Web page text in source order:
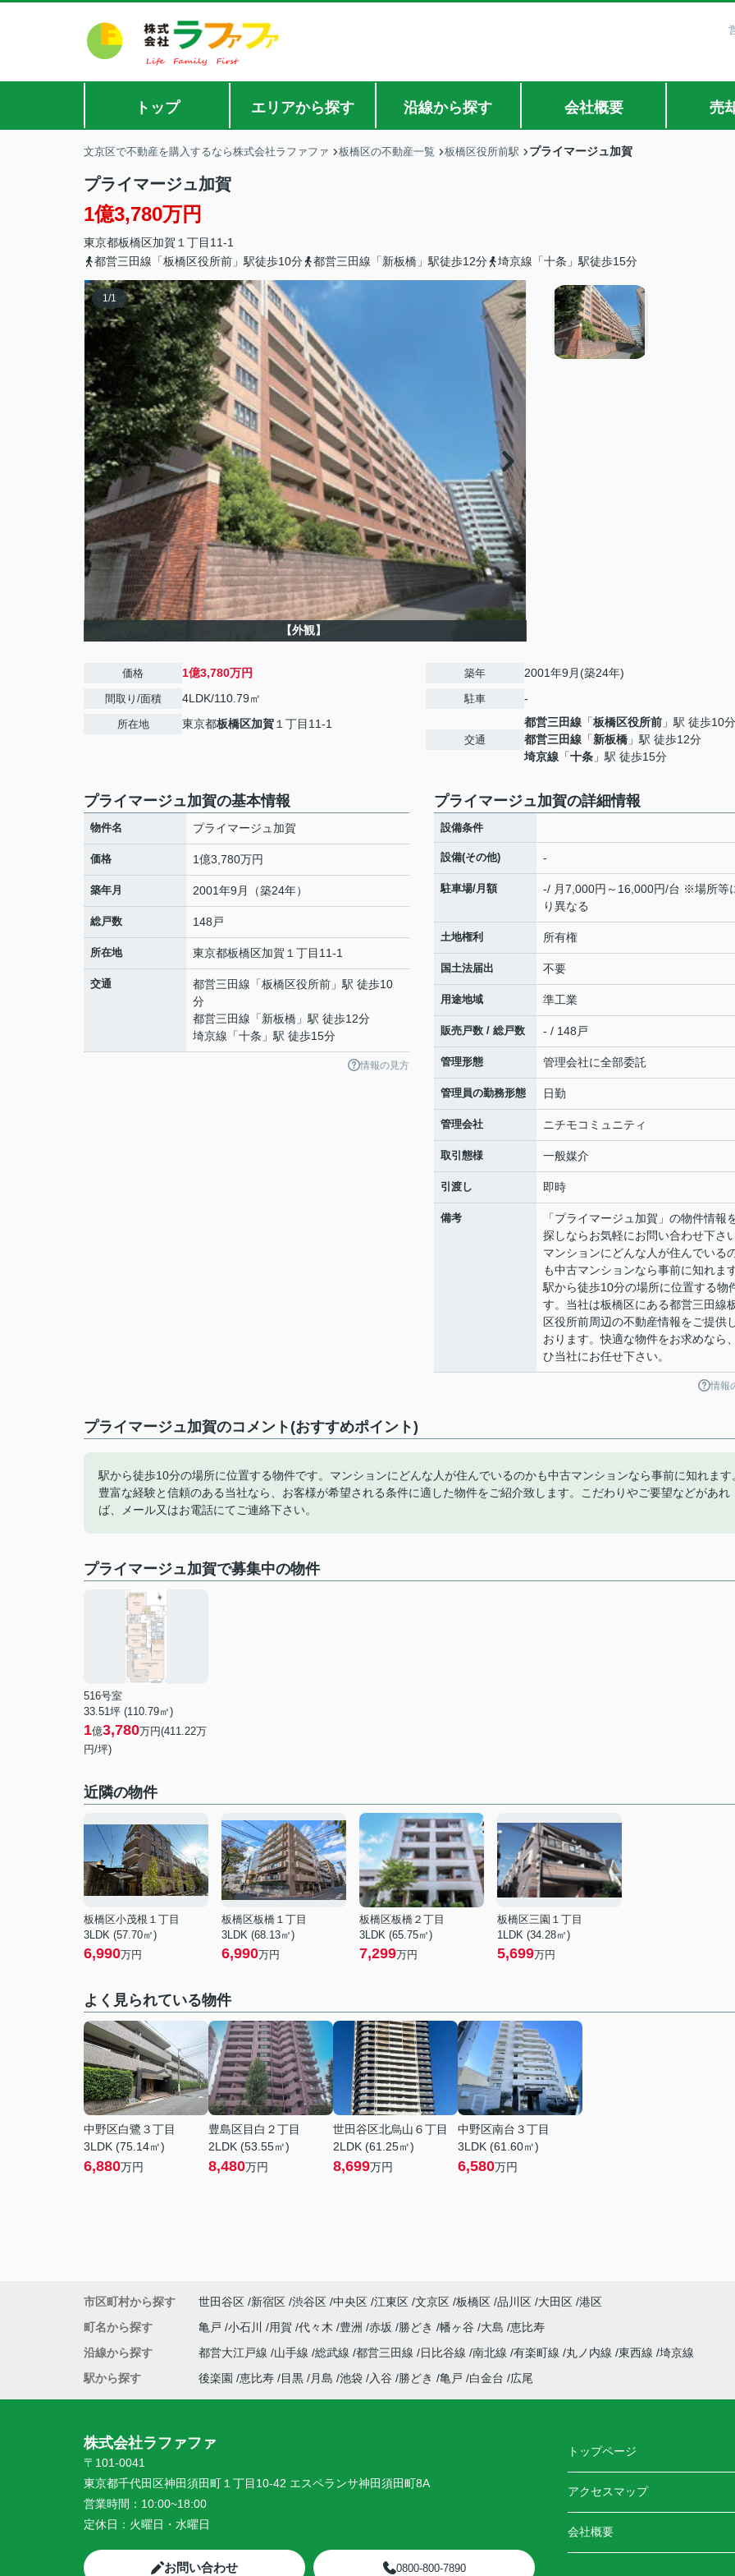
トップ エリアから探す 沿線から探す 会社概要 売
文京区で不動産を購入するなら株式会社ラファファ 板橋区の不動産一覧 板橋区役所前駅 プライマージュ加賀
プライマージュ加賀
1億3,780万円
東京都板橋区加賀 １丁目11-1
都営三田線「板橋区役所前」駅徒歩10分
都営三田線「新板橋」駅徒歩12分 埼京線「十条」駅徒歩15分
1/1
【外観】
価格 1億3,780万円
間取り/面積 4LDK/110.79㎡
所在地 東京都板橋区加賀 １丁目11-1
築年 2001年9月(築24年)
駐車 -
交通
都営三田線 「板橋区役所前 」駅 徒歩10分
都営三田線 「新板橋 」駅 徒歩12分
埼京線 「十条 」駅 徒歩15分
プライマージュ加賀の基本情報
物件名 プライマージュ加賀
価格 1億3,780万円
築年月 2001年9月（築24年）
総戸数 148戸
所在地 東京都板橋区加賀 １丁目11-1
交通 都営三田線 「板橋区役所前 」駅 徒歩10
分
都営三田線 「新板橋 」駅 徒歩12分
埼京線 「十条 」駅 徒歩15分
情報の見方
プライマージュ加賀の詳細情報
設備条件
設備(その他) -
駐車場/月額
-/ 月7,000円～16,000円/台 ※場所等
り異なる
土地権利 所有権
国土法届出 不要
用途地域 準工業
販売戸数 / 総戸数 - / 148戸
管理形態 管理会社に全部委託
管理員の勤務形態 日勤
管理会社 ニチモコミュニティ
取引態様 一般媒介
引渡し 即時
備考
「プライマージュ加賀」の物件情報
探しならお気軽にお問い合わせ下さ
マンションにどんな人が住んでいる
も中古マンションなら事前に知れま
駅から徒歩10分の場所に位置する物
す。当社は板橋区にある都営三田線
区役所前周辺の不動産情報をご提供
おります。快適な物件をお求めなら
ひ当社にお任せ下さい。
情報
プライマージュ加賀のコメント(おすすめポイント)
駅から徒歩10分の場所に位置する物件です。マンションにどんな人が住んでいるのかも中古マンションなら事前に知れます
豊富な経験と信頼のある当社なら、お客様が希望される条件に適した物件をご紹介致します。こだわりやご要望などがあれ
ば、メール又はお電話にてご連絡下さい。
プライマージュ加賀で募集中の物件
516号室
33.51坪 (110.79㎡)
1億3,780万円(411.22万
円/坪)
近隣の物件
板橋区小茂根１丁目
3LDK (57.70㎡)
6,990万円
板橋区板橋１丁目
3LDK (68.13㎡)
6,990万円
板橋区板橋２丁目
3LDK (65.75㎡)
7,299万円
板橋区三園１丁目
1LDK (34.28㎡)
5,699万円
よく見られている物件
中野区白鷺３丁目
3LDK (75.14㎡)
6,880万円
豊島区目白２丁目
2LDK (53.55㎡)
8,480万円
世田谷区北烏山６丁目
2LDK (61.25㎡)
8,699万円
中野区南台３丁目
3LDK (61.60㎡)
6,580万円
市区町村から探す 世田谷区 新宿区 渋谷区 中央区 江東区 文京区 板橋区 品川区 大田区 港区
町名から探す
亀戸 小石川 用賀 代々木 豊洲 赤坂 勝どき 幡ヶ谷 大島 恵比寿
沿線から探す
都営大江戸線 山手線 総武線 都営三田線 日比谷線 南北線 有楽町線 丸ノ内線 東西線 埼京線
駅から探す
後楽園 恵比寿 目黒 月島 池袋 入谷 勝どき 亀戸 白金台 広尾
株式会社ラファファ
〒101-0041
東京都千代田区神田須田町１丁目10-42 エスペランサ神田須田町8A
営業時間： 10:00~18:00
定休日： 火曜日・水曜日
お問い合わせ 0800-800-7890
トップページ
アクセスマップ
会社概要